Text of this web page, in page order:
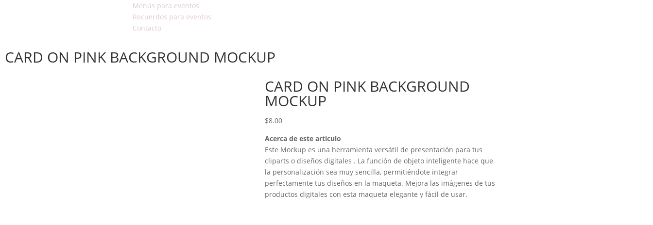
Menús para eventos
Recuerdos para eventos
Contacto
CARD ON PINK BACKGROUND MOCKUP
CARD ON PINK BACKGROUND
MOCKUP
$8.00
Acerca de este artículo
Este Mockup es una herramienta versátil de presentación para tus
cliparts o diseños digitales . La función de objeto inteligente hace que
la personalización sea muy sencilla, permitiéndote integrar
perfectamente tus diseños en la maqueta. Mejora las imágenes de tus
productos digitales con esta maqueta elegante y fácil de usar.